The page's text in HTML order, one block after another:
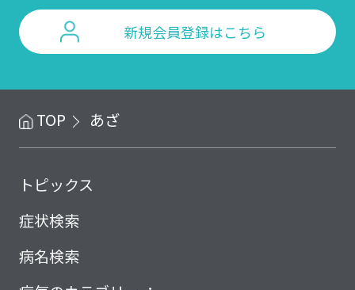
新規会員登録はこちら
TOP あざ
トピックス
症状検索
病名検索